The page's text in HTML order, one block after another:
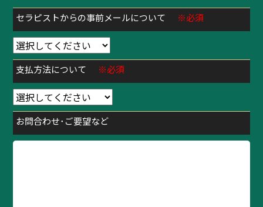
セラピストからの事前メールについて ※必須
支払方法について ※必須
お問合わせ･ご要望など